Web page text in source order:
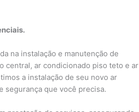
na instalação e manutenção de
central, ar condicionado piso teto e ar
a instalação de seu novo ar
segurança que você precisa.